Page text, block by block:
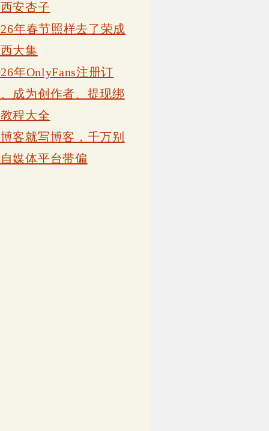
安杏子
年春节照样去了荣成
大集
年OnlyFans注册订
成为创作者、提现绑
程大全
客就写博客，千万别
媒体平台带偏